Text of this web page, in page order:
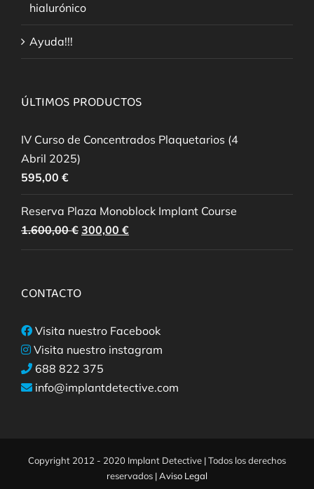
hialurónico
Ayuda!!!
ÚLTIMOS PRODUCTOS
IV Curso de Concentrados Plaquetarios (4
Abril 2025)
595,00 €
Reserva Plaza Monoblock Implant Course
1.600,00€ El
precio
300,00 €El
precio
CONTACTO
Visita nuestro Facebook
Visita nuestro instagram
688 822 375
info@implantdetective.com
Copyright 2012 - 2020 Implant Detective | Todos los derechos
reservados |Aviso Legal